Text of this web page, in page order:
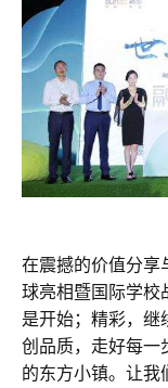
在震撼的价值分享
球亮相暨国际学校
是开始；精彩，继
创品质，走好每一
的东方小镇。让我